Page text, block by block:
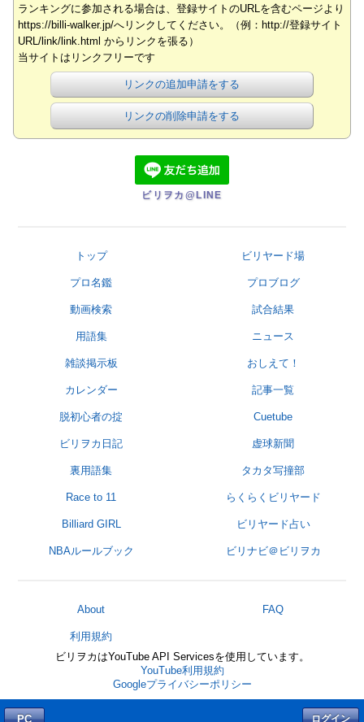
ランキングに参加される場合は、登録サイトのURLを含むページより
https://billi-walker.jp/へリンクしてください。（例：http://登録サイト
URL/link/link.html からリンクを張る）
当サイトはリンクフリーです
リンクの追加申請をする
リンクの削除申請をする
ビリヲカ@LINE
トップ ビリヤード場
プロ名鑑 プロブログ
動画検索 試合結果
用語集 ニュース
雑談掲示板 おしえて！
カレンダー 記事一覧
脱初心者の掟 Cuetube
ビリヲカ日記 虚球新聞
裏用語集 タカタ写撞部
Race to 11 らくらくビリヤード
Billiard GIRL ビリヤード占い
NBAルールブック ビリナビ＠ビリヲカ
About FAQ
利用規約
ビリヲカはYouTube API Servicesを使用しています。
YouTube利用規約
Googleプライバシーポリシー
PC ログイン